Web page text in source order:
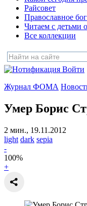
Райсовет
Православное
Читаем с детьми
Все коллекции
Войти
Журнал ФОМА
Умер Борис
2 мин., 19.11.2012
light dark sepia
-
100%
+